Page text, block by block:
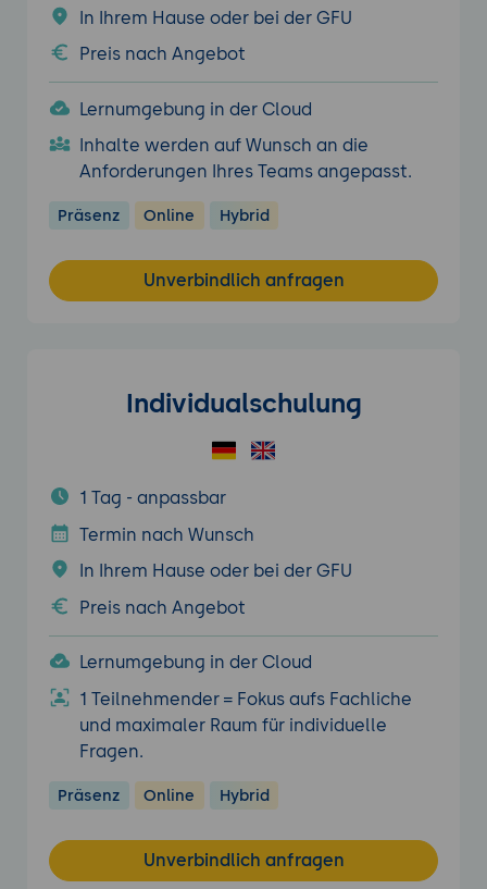
In Ihrem Hause oder bei der GFU
Preis nach Angebot
Lernumgebung in der Cloud
Inhalte werden auf Wunsch an die
Anforderungen Ihres Teams angepasst.
Präsenz Online Hybrid
Unverbindlich anfragen
Individualschulung
1 Tag - anpassbar
Termin nach Wunsch
In Ihrem Hause oder bei der GFU
Preis nach Angebot
Lernumgebung in der Cloud
1 Teilnehmender = Fokus aufs Fachliche
und maximaler Raum für individuelle
Fragen.
Präsenz Online Hybrid
Unverbindlich anfragen